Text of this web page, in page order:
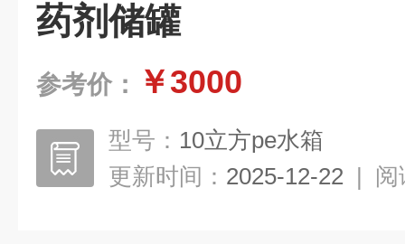
药剂储罐
参考价： ￥3000
型号： 10立方pe水箱
更新时间： 2025-12-22 | 阅